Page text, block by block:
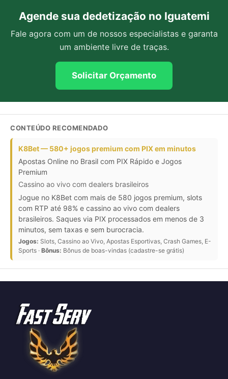
Agende sua dedetização no Iguatemi
Fale agora com um de nossos especialistas e garanta
um ambiente livre de traças.
Solicitar Orçamento
CONTEÚDO RECOMENDADO
K8Bet — 580+ jogos premium com PIX em minutos
Apostas Online no Brasil com PIX Rápido e Jogos
Premium
Cassino ao vivo com dealers brasileiros
Jogue no K8Bet com mais de 580 jogos premium, slots
com RTP até 98% e cassino ao vivo com dealers
brasileiros. Saques via PIX processados em menos de 3
minutos, sem taxas e sem burocracia.
Jogos: Slots, Cassino ao Vivo, Apostas Esportivas, Crash Games, E-
Sports · Bônus: Bônus de boas-vindas (cadastre-se grátis)